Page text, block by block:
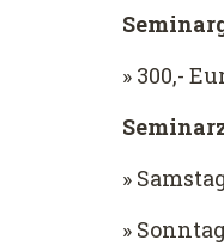
» 300,-
»
»